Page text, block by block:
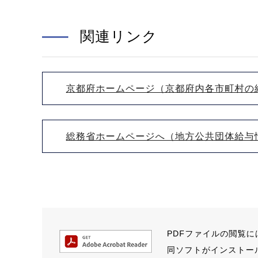
関連リンク
京都府ホームページ（京都府内各市町村
総務省ホームページへ（地方公共団体給与
PDFファイルの閲覧
同ソフトがインストー